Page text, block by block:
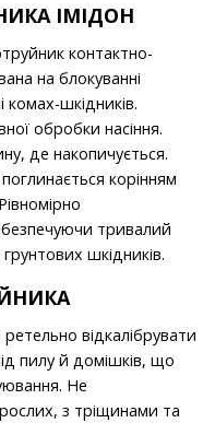
ІМІДОН
контактно-
на блокуванні
комах-шкідників.
обробки насіння.
де накопичується.
корінням
тривалий
шкідників.
відкалібрувати
пилу й домішків, що
Не
з тріщинами та